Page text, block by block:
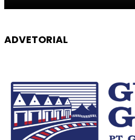
ADVETORIAL